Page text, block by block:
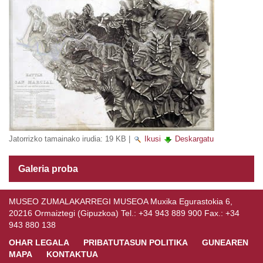
Jatorrizko tamainako irudia: 19 KB Ikusi Deskargatu
Galeria proba
MUSEO ZUMALAKARREGI MUSEOA Muxika Egurastokia 6,
20216 Ormaiztegi (Gipuzkoa) Tel.: +34 943 889 900 Fax.: +34
943 880 138
OHAR LEGALA
PRIBATUTASUN POLITIKA
GUNEAREN
MAPA
KONTAKTUA